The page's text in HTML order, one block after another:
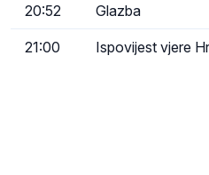
20:52 Glazba
21:00 Ispovijest vjere